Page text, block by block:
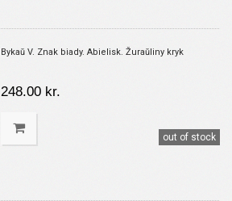
Bykaŭ V. Znak biady. Abielisk. Žuraŭliny kryk
248.00 kr.
out of stock